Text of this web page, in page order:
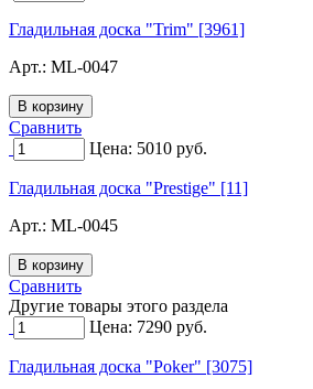
Гладильная доска "Trim" [3961]
Арт.: ML-0047
Сравнить
Цена: 5010 руб.
Гладильная доска "Prestige" [11]
Арт.: ML-0045
Сравнить
Другие товары этого раздела
Цена: 7290 руб.
Гладильная доска "Poker" [3075]